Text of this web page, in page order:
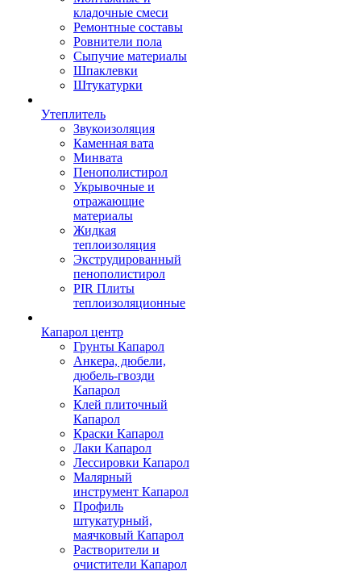
кладочные смеси
Ремонтные составы
Ровнители пола
Сыпучие материалы
Шпаклевки
Штукатурки
Утеплитель
Звукоизоляция
Каменная вата
Минвата
Пенополистирол
Укрывочные и
отражающие
материалы
Жидкая
теплоизоляция
Экструдированный
пенополистирол
PIR Плиты
теплоизоляционные
Капарол центр
Грунты Капарол
Анкера, дюбели,
дюбель-гвозди
Капарол
Клей плиточный
Капарол
Краски Капарол
Лаки Капарол
Лессировки Капарол
Малярный
инструмент Капарол
Профиль
штукатурный,
маячковый Капарол
Растворители и
очистители Капарол